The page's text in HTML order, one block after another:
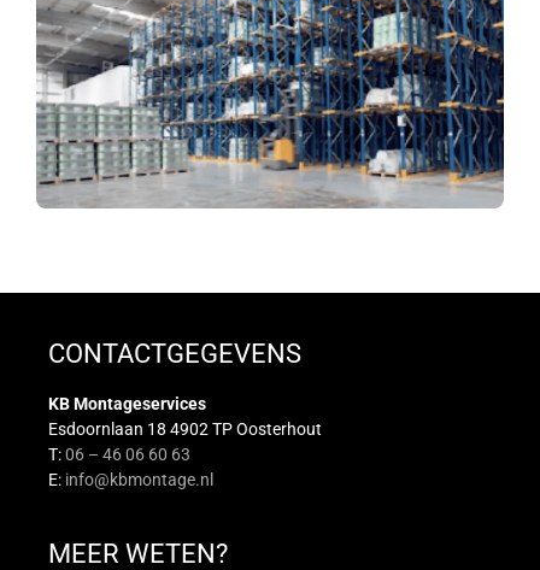
CONTACTGEGEVENS
KB Montageservices
Esdoornlaan 18 4902 TP Oosterhout
T:06 – 46 06 60 63
E: info@kbmontage.nl
MEER WETEN?